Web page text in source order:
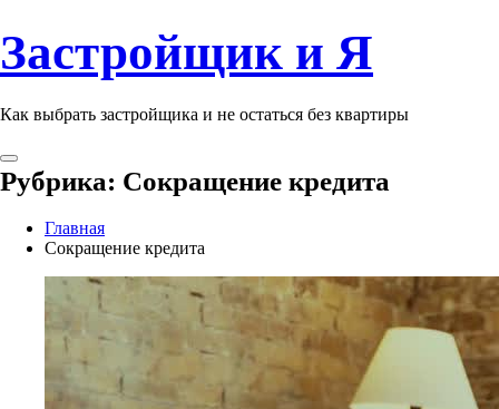
Застройщик и Я
Как выбрать застройщика и не остаться без квартиры
Рубрика: Сокращение кредита
Главная
Сокращение кредита